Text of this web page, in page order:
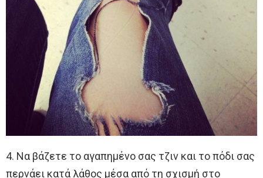
4. Να βάζετε το αγαπημένο σας τζιν και το πόδι σας
περνάει κατά λάθος μέσα από τη σχισμή στο